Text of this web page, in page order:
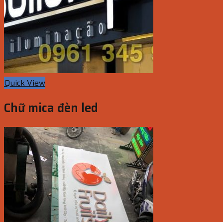
Quick View
Chữ mica đèn led